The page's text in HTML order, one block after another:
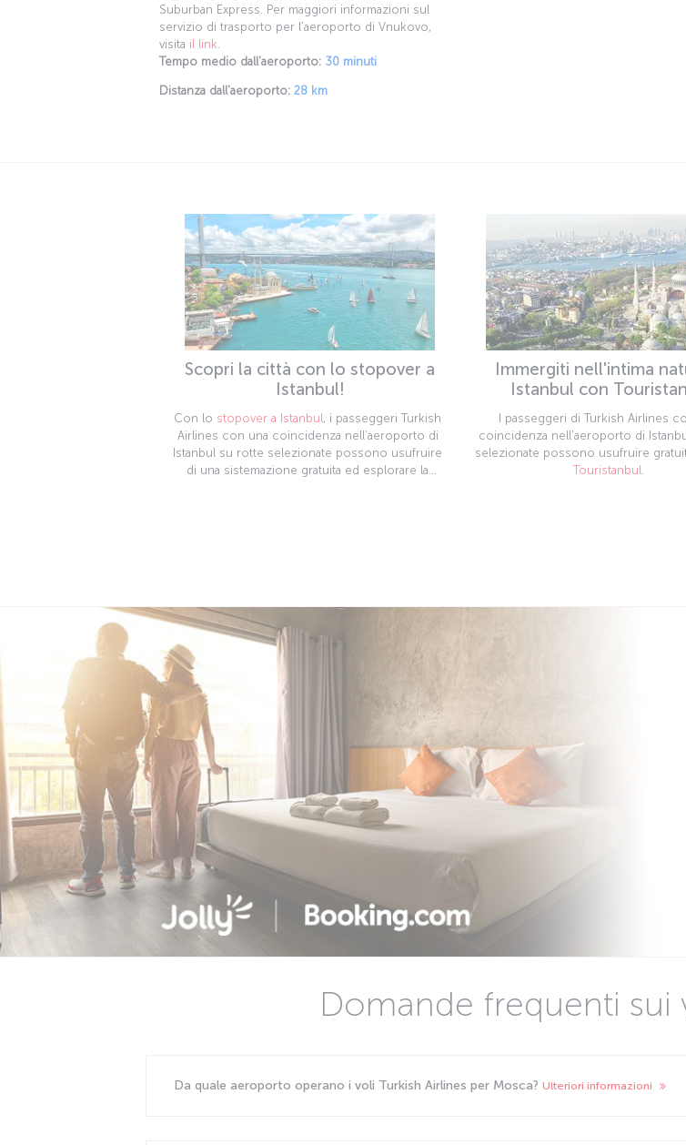
Suburban Express. Per maggiori informazioni sul
servizio di trasporto per l'aeroporto di Vnukovo,
visita il link
Tempo medio dall'aeroporto: 30 minuti
Distanza dall'aeroporto: 28 km
Scopri la città con lo stopover a
Istanbul!
Con lo stopover a Istanbul , i passeggeri Turkish
Airlines con una coincidenza nell'aeroporto di
Istanbul su rotte selezionate possono usufruire
di una sistemazione gratuita ed esplorare la
Immergiti nell'intima
Istanbul con
I passeggeri di Turkish Airlines
coincidenza nell'aeroporto di
selezionate possono usufruire
Touristanbul
Domande frequenti sui
Da quale aeroporto operano i voli Turkish Airlines per Mosca? Ulteriori informazioni